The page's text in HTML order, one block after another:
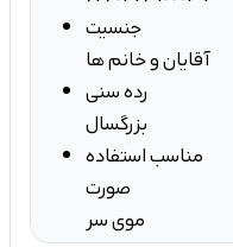
جنسیت
آقایان و خانم ها
رده سنی
بزرگسال
مناسب استفاده
صورت
موی سر